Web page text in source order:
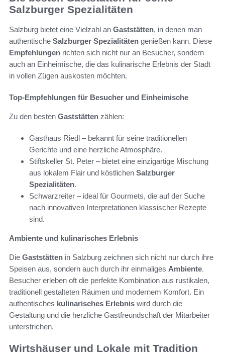
Salzburger Spezialitäten
Salzburg bietet eine Vielzahl an Gaststätten, in denen man
authentische Salzburger Spezialitäten genießen kann. Diese
Empfehlungen richten sich nicht nur an Besucher, sondern
auch an Einheimische, die das kulinarische Erlebnis der Stadt
in vollen Zügen auskosten möchten.
Top-Empfehlungen für Besucher und Einheimische
Zu den besten Gaststätten zählen:
Gasthaus Riedl – bekannt für seine traditionellen
Gerichte und eine herzliche Atmosphäre.
Stiftskeller St. Peter – bietet eine einzigartige Mischung
aus lokalem Flair und köstlichen Salzburger
Spezialitäten.
Schwarzreiter – ideal für Gourmets, die auf der Suche
nach innovativen Interpretationen klassischer Rezepte
sind.
Ambiente und kulinarisches Erlebnis
Die Gaststätten in Salzburg zeichnen sich nicht nur durch ihre
Speisen aus, sondern auch durch ihr einmaliges Ambiente.
Besucher erleben oft die perfekte Kombination aus rustikalen,
traditionell gestalteten Räumen und modernem Komfort. Ein
authentisches kulinarisches Erlebnis wird durch die
Gestaltung und die herzliche Gastfreundschaft der Mitarbeiter
unterstrichen.
Wirtshäuser und Lokale mit Tradition